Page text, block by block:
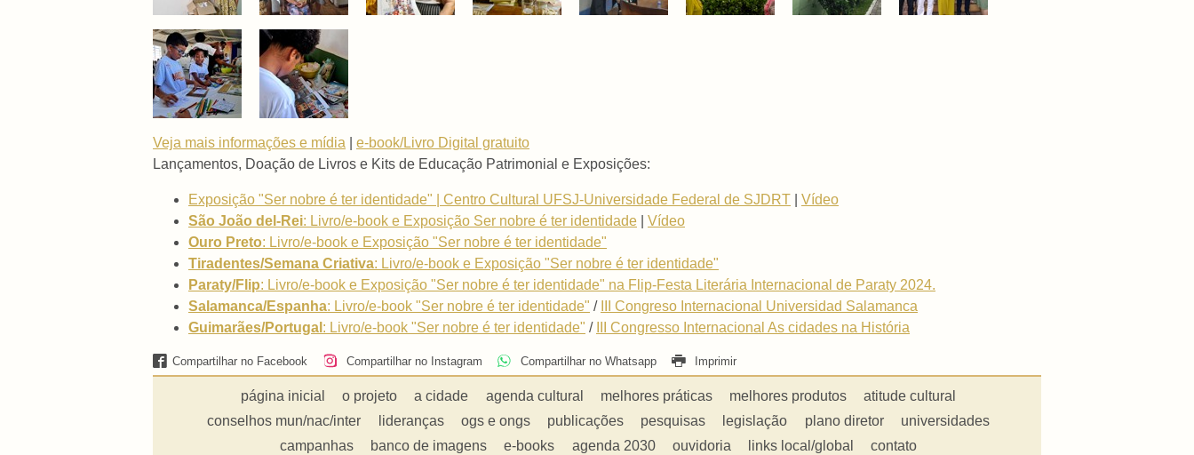
Veja mais informações e mídia
e-book/Livro Digital gratuito
Lançamentos, Doação de Livros e Kits de Educação Patrimonial e Exposições:
Exposição "Ser nobre é ter identidade" | Centro Cultural UFSJ-Universidade Federal de SJDRT
Vídeo
São João del-Rei: Livro/e-book e Exposição Ser nobre é ter identidade
Vídeo
Ouro Preto: Livro/e-book e Exposição "Ser nobre é ter identidade"
Tiradentes/Semana Criativa: Livro/e-book e Exposição "Ser nobre é ter identidade"
Paraty/Flip: Livro/e-book e Exposição "Ser nobre é ter identidade" na Flip-Festa Literária Internacional de Paraty 2024.
Salamanca/Espanha: Livro/e-book "Ser nobre é ter identidade" /
III Congreso Internacional Universidad Salamanca
Guimarães/Portugal : Livro/e-book "Ser nobre é ter identidade" / III Congresso Internacional As cidades na História
Compartilhar no Facebook Compartilhar no Instagram Compartilhar no Whatsapp Imprimir
página inicial o projeto a cidade agenda cultural melhores práticas melhores produtos
atitude cultural
conselhos mun/nac/inter
lideranças ogs e ongs publicações pesquisas legislação plano diretor
universidades
campanhas
banco de imagens e-books agenda 2030 ouvidoria links local/global contato